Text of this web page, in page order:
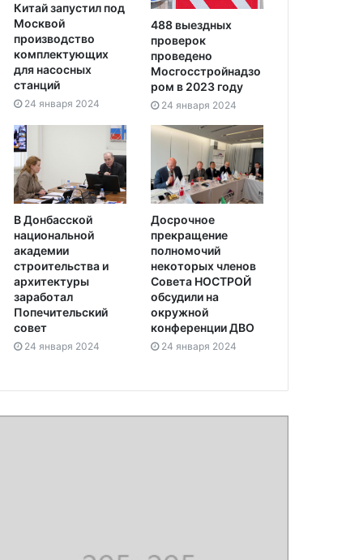
Китай запустил под
Москвой
производство
комплектующих
для насосных
станций
24 января 2024
488 выездных
проверок
проведено
Мосгосстройнадзо
ром в 2023 году
24 января 2024
В Донбасской
национальной
академии
строительства и
архитектуры
заработал
Попечительский
совет
24 января 2024
Досрочное
прекращение
полномочий
некоторых членов
Совета НОСТРОЙ
обсудили на
окружной
конференции ДВО
24 января 2024